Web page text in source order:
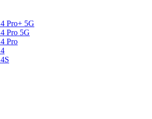
Pro+ 5G
Pro 5G
Pro